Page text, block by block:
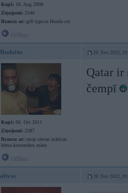
Kopš: 18. Aug 2008
Ziņojumi: 2546
Braucu ar: gc8 type-ra Honda crx
Rudzins 20. Nov 2022,
Kopš: 06. Oct 2011
Ziņojumi: 2587
Braucu ar: tavas sievas māsīcas
bērna krustmātes māsu
Qatar ir
čempī
abyss 20. Nov 2022,